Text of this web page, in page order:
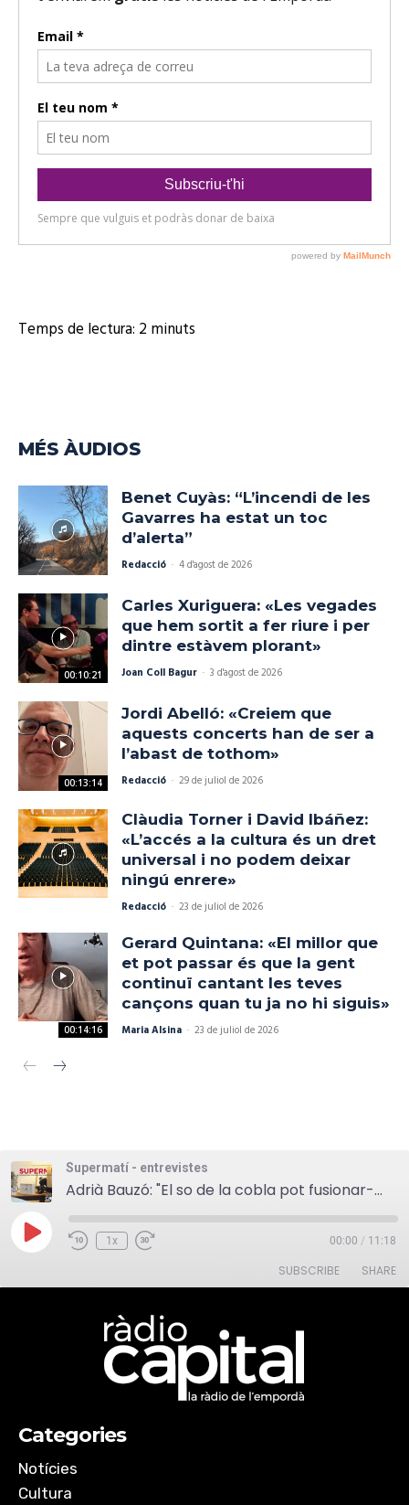
Temps de lectura: 2minuts
MÉS ÀUDIOS
Benet Cuyàs: “L’incendi de les
Gavarres ha estat un toc
d’alerta”
Redacció - 4 d'agost de 2026
00:10:21
Carles Xuriguera: «Les vegades
que hem sortit a fer riure i per
dintre estàvem plorant»
Joan Coll Bagur - 3 d'agost de 2026
00:13:14
Jordi Abelló: «Creiem que
aquests concerts han de ser a
l’abast de tothom»
Redacció - 29 de juliol de 2026
Clàudia Torner i David Ibáñez:
«L’accés a la cultura és un dret
universal i no podem deixar
ningú enrere»
Redacció - 23 de juliol de 2026
00:14:16
Gerard Quintana: «El millor que
et pot passar és que la gent
continuï cantant les teves
cançons quan tu ja no hi siguis»
Maria Alsina - 23 de juliol de 2026
Supermatí - entrevistes
Adrià Bauzó: "El so de la cobla pot fusionar-se amb diversos estils i arribar a un públic ampli"
Play
Episode
1x 00:00 / 11:18
SUBSCRIBE SHARE
EMBED
Categories
Notícies
Cultura